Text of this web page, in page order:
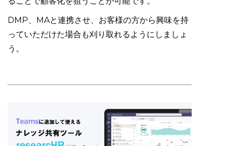
DMP、MAと連携させ、お客様の方から興味を持
っていただけた場合も刈り取れるようにしましょ
う。